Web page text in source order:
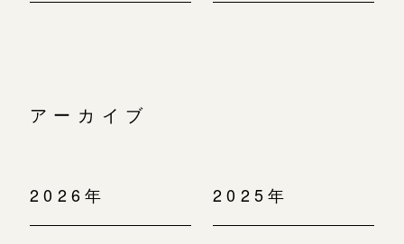
アーカイブ
2026年 2025年